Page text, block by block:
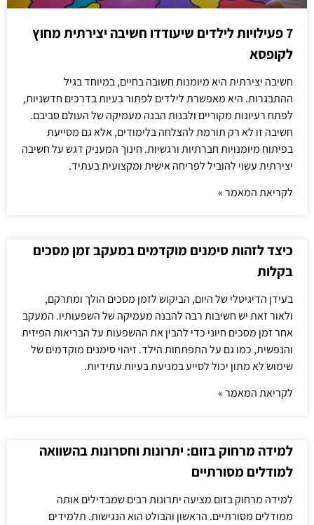
7 פעילויות לילדים שיעודדו חשיבה יצירתית מחוץ
לקופסא
חשיבה יצירתית היא מיומנות חשובה בחיים, במיוחד בגיל
ההתבגרות. היא מאפשרת לילדים לפתור בעיות בדרכים חדשניות,
לפתח רעיונות מקוריים ולבנות הבנה מעמיקה של העולם סביבם.
חשיבה זו לא רק תורמת להצלחה בלימודים, אלא גם מסייעת
בפיתוח מיומנויות חברתיות ורגשיות. חינוך המעניק דגש על חשיבה
יצירתית עשוי להוביל לפריחה אישית ומקצועית בעתיד.
לקריאת המאמר »
כיצד לזהות סימנים מוקדמים במעקב זמן מסכים
בקלות
בעידן הדיגיטלי של היום, הביקוש לזמן מסכים הולך ומתרקם,
ולאור זאת יש חשיבות רבה להבנה מעמיקה של השפעותיו. המעקב
אחר זמן מסכים חיוני כדי להבין את ההשפעות על הבריאות הפיזית
והנפשית, כמו גם על התפתחות הילד. זיהוי סימנים מוקדמים של
שימוש לא מתון יכול לסייע במניעת בעיות עתידיות.
לקריאת המאמר »
למידה מרחוק בזום: יתרונות וחסרונות בהשוואה
למודלים מסורתיים
למידה מרחוק בזום מציעה יתרונות רבים שמבדילים אותה
ממודלים מסורתיים. הראשון והבולט הוא הנגישות. תלמידים